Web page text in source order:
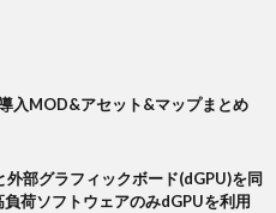
入MOD&アセット&マップまとめ
部グラフィックボード(dGPU)を同
荷ソフトウェアのみdGPUを利用